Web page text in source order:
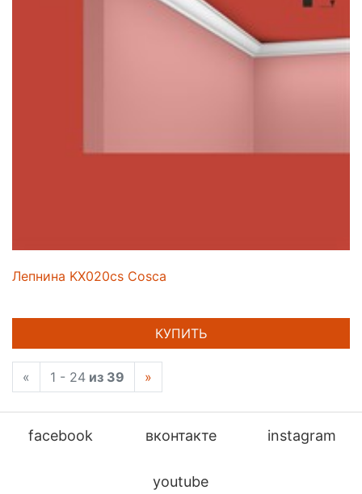
Лепнина KX020cs Cosca
КУПИТЬ
« 1 - 24 из 39 »
facebook вконтакте instagram
youtube